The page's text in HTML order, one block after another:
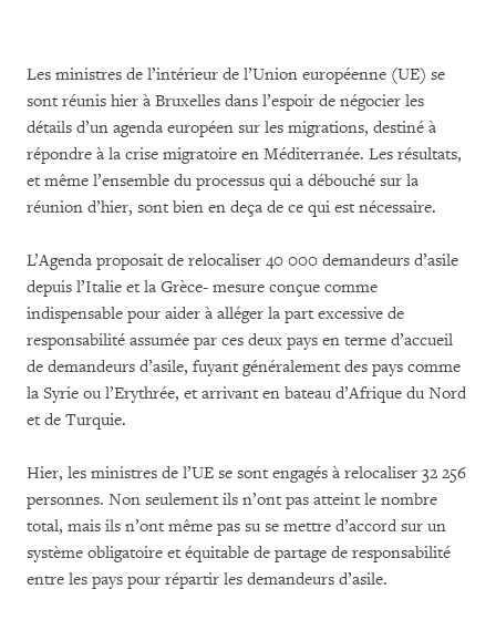
Les ministres de l’intérieur de l’Union européenne (UE) se
sont réunis hier à Bruxelles dans l’espoir de négocier les
détails d’un agenda européen sur les migrations, destiné à
répondre à la crise migratoire en Méditerranée. Les résultats,
et même l’ensemble du processus qui a débouché sur la
réunion d’hier, sont bien en deça de ce qui est nécessaire.
L’Agenda proposait de relocaliser 40 000 demandeurs d’asile
depuis l’Italie et la Grèce- mesure conçue comme
indispensable pour aider à alléger la part excessive de
responsabilité assumée par ces deux pays en terme d’accueil
de demandeurs d’asile, fuyant généralement des pays comme
la Syrie ou l’Erythrée, et arrivant en bateau d’Afrique du Nord
et de Turquie.
Hier, les ministres de l’UE se sont engagés à relocaliser 32 256
personnes. Non seulement ils n’ont pas atteint le nombre
total, mais ils n’ont même pas su se mettre d’accord sur un
système obligatoire et équitable de partage de responsabilité
entre les pays pour répartir les demandeurs d’asile.